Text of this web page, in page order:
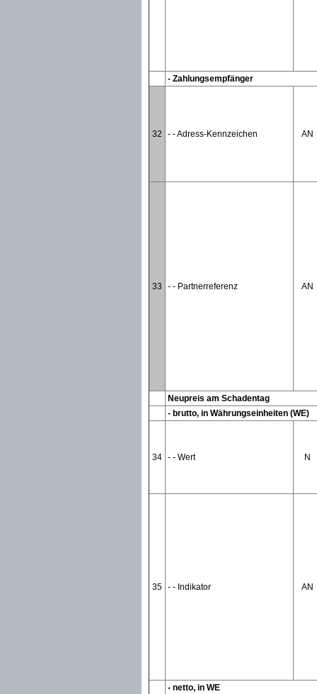
- Zahlungsempfänger
32 - - Adress-Kennzeichen AN
33 - - Partnerreferenz AN
Neupreis am Schadentag
- brutto, in Währungseinheiten (WE)
34 - - Wert N
35 - - Indikator AN
- netto, in WE